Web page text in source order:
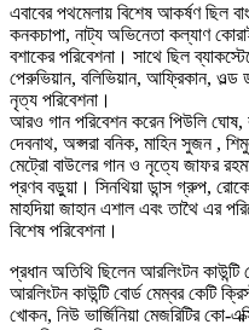
এবাবের পথমেলায় বিশেষ আকর্ষণ ছিল
কনকচাপা, নাট্য অভিনেতা কল্যাণ
বশাকের পরিবেশনা। সাথে ছিল
পেরুভিয়ান, বলিভিয়ান, আফ্রিকান, ওল্ড
নৃত্য পরিবেশনা।
আরও গান পরিবেশন করেন পিউলি ঘোষ,
দেবনাথ, অপ্সরা বনিক, মাহিন সুজন ,
মেট্রো বাউলের গান ও নৃত্যে জাফর
প্রণব বড়ুয়া। সিনথিয়া ডান্স গ্রুপ,
মাহদিয়া জাহান এশাল এবং তাথৈ এর
বিশেষ পরিবেশনা।
প্রধান অতিথি ছিলেন আরলিংটন
আরলিংটন কাউন্টি বোর্ড মেম্বর কেটি
খোকন, নিউ ভার্জিনিয়া মেজরিটির কো-